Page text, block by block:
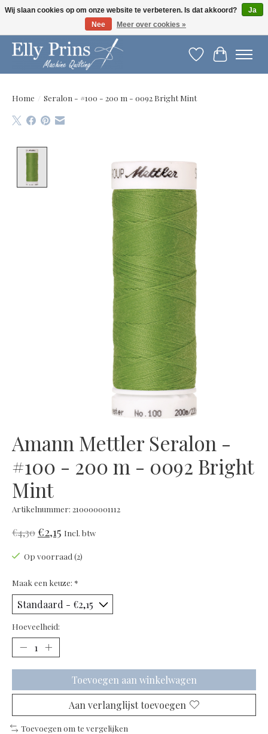
Let op: gewijzigde openingstijden!
Verlanglijst
Home / Seralon - #100 - 200 m - 0092 Bright Mint
Amann Mettler Seralon -
#100 - 200 m - 0092 Bright
Mint
Artikelnummer: 210000001112
€4,30€2,15 Incl. btw
Op voorraad (2)
Maak een keuze: *
Hoeveelheid:
Toevoegen aan winkelwagen
Aan verlanglijst toevoegen
Toevoegen om te vergelijken
Wij slaan cookies op om onze website te verbeteren. Is dat akkoord?
Ja
Nee
Meer over cookies »